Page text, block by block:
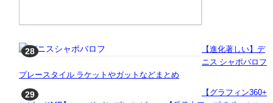
【進化著しい】デ
ニス シャポバロフ
プレースタイル ラケットやガットなどまとめ
【グラフィン360+